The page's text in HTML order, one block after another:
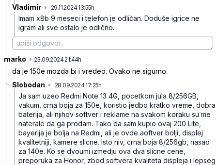
Vladimir • 29.11.2024 13:55h
Imam x8b 9 meseci i telefon je odličan. Doduše igrice ne
igram ali sve ostalo je odlično.
marko • 23.09.2024 21:44h
da je 150e mozda bi i vredeo. Ovako ne sigurno.
Slobodan • 28.09.2024 17:25h
Ja sam uzeo Redmi Note 13 4G, pocetkom jula 8/256GB,
vakum, crna boja za 150e, koristio jedbo kratko vreme, dobra
baterija, ali njihov softver i reklame na svakom koraku su me
naterale da ga prodam. Tako da sam kupio ovaj 200 Lite,
bayerija je bolja na Redmi, ali je ovde aoftver bolji, displej
kvalitetniji, kamere slicne. Isto niv, crna boja 8/256gb, nasao
za 140e. Ko se dvoumi izmedju ova dva slicne cene,
preporuka za Honor, zbod softvera kvaliteta displeja i lepseg